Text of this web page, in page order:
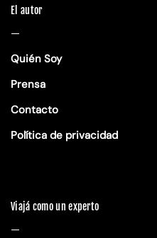
El autor
—
Quién Soy
Prensa
Contacto
Política de privacidad
Viajá como un experto
—